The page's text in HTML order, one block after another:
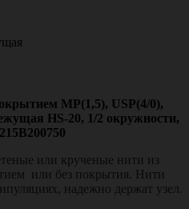
МР(1,5), USР(4/0),
HS-20, 1/2 окружности,
или крученые нити из
или без покрытия. Нити
надежно держат узел.